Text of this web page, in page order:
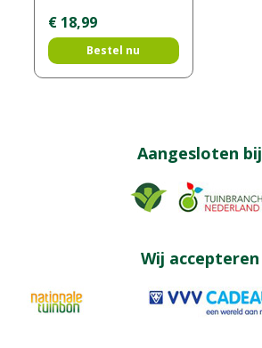
€ 18,99
Bestel nu
Aangesloten bij
Wij accepteren